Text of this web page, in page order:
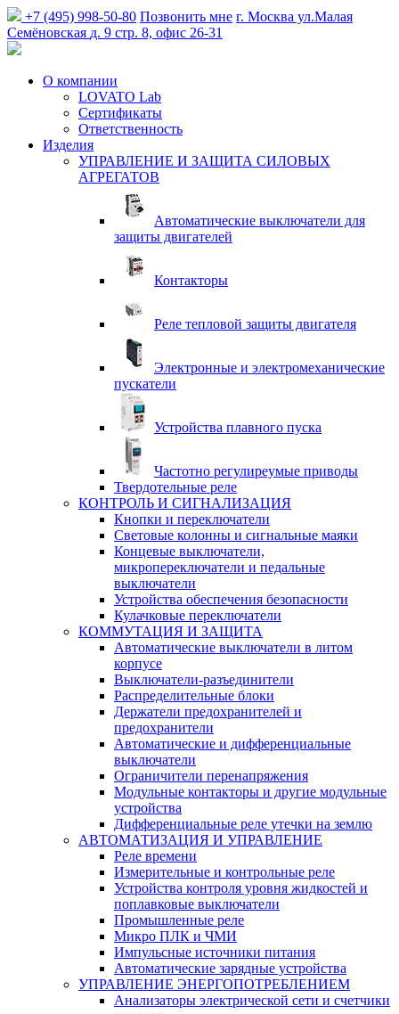
+7 (495) 998-50-80 Позвонить мне г. Москва ул.Малая
Семёновская д. 9 стр. 8, офис 26-31
О компании
LOVATO Lab
Сертификаты
Ответственность
Изделия
УПРАВЛЕНИЕ И ЗАЩИТА СИЛОВЫХ
АГРЕГАТОВ
Автоматические выключатели для
защиты двигателей
Контакторы
Реле тепловой защиты двигателя
Электронные и электромеханические
пускатели
Устройства плавного пуска
Частотно регулиреумые приводы
Твердотельные реле
КОНТРОЛЬ И СИГНАЛИЗАЦИЯ
Кнопки и переключатели
Световые колонны и сигнальные маяки
Концевые выключатели,
микропереключатели и педальные
выключатели
Устройства обеспечения безопасности
Кулачковые переключатели
КОММУТАЦИЯ И ЗАЩИТА
Автоматические выключатели в литом
корпусе
Выключатели-разъединители
Распределительные блоки
Держатели предохранителей и
предохранители
Автоматические и дифференциальные
выключатели
Ограничители перенапряжения
Модульные контакторы и другие модульные
устройства
Дифференциальные реле утечки на землю
АВТОМАТИЗАЦИЯ И УПРАВЛЕНИЕ
Реле времени
Измерительные и контрольные реле
Устройства контроля уровня жидкостей и
поплавковые выключатели
Промышленные реле
Микро ПЛК и ЧМИ
Импульсные источники питания
Автоматические зарядные устройства
УПРАВЛЕНИЕ ЭНЕРГОПОТРЕБЛЕНИЕМ
Анализаторы электрической сети и счетчики